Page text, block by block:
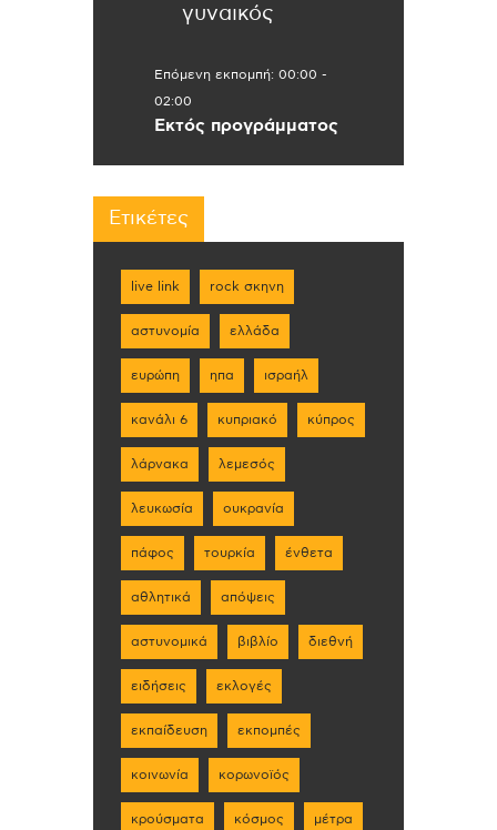
γυναικός
Επόμενη εκπομπή: 00:00 -
02:00
Εκτός προγράμματος
Ετικέτες
live link rock σκηνη
αστυνομία ελλάδα
ευρώπη ηπα ισραήλ
κανάλι 6 κυπριακό κύπρος
λάρνακα λεμεσός
λευκωσία ουκρανία
πάφος τουρκία ένθετα
αθλητικά απόψεις
αστυνομικά βιβλίο διεθνή
ειδήσεις εκλογές
εκπαίδευση εκπομπές
κοινωνία κορωνοϊός
κρούσματα κόσμος μέτρα